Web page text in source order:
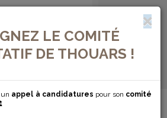
LE COMITÉ
DE THOUARS !
appel à candidatures pour son comité
DE NAVIGATION...